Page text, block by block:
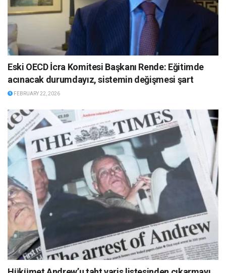
Eski OECD İcra Komitesi Başkanı Rende: Eğitimde
acınacak durumdayız, sistemin değişmesi şart
FEBRUARY 22, 2026